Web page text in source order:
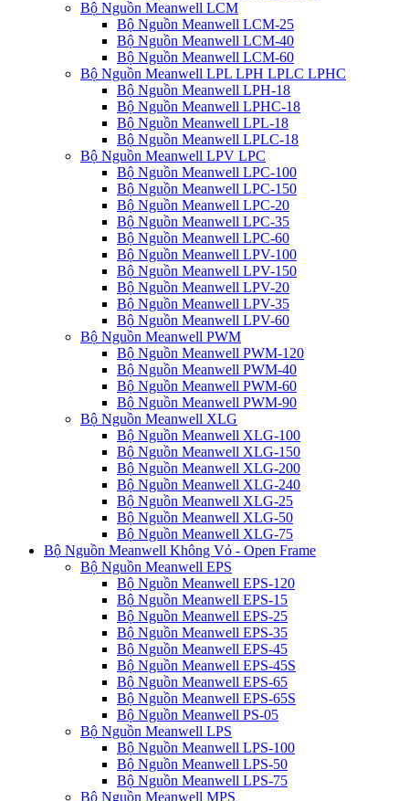
Bộ Nguồn Meanwell LCM
Bộ Nguồn Meanwell LCM-25
Bộ Nguồn Meanwell LCM-40
Bộ Nguồn Meanwell LCM-60
Bộ Nguồn Meanwell LPL LPH LPLC LPHC
Bộ Nguồn Meanwell LPH-18
Bộ Nguồn Meanwell LPHC-18
Bộ Nguồn Meanwell LPL-18
Bộ Nguồn Meanwell LPLC-18
Bộ Nguồn Meanwell LPV LPC
Bộ Nguồn Meanwell LPC-100
Bộ Nguồn Meanwell LPC-150
Bộ Nguồn Meanwell LPC-20
Bộ Nguồn Meanwell LPC-35
Bộ Nguồn Meanwell LPC-60
Bộ Nguồn Meanwell LPV-100
Bộ Nguồn Meanwell LPV-150
Bộ Nguồn Meanwell LPV-20
Bộ Nguồn Meanwell LPV-35
Bộ Nguồn Meanwell LPV-60
Bộ Nguồn Meanwell PWM
Bộ Nguồn Meanwell PWM-120
Bộ Nguồn Meanwell PWM-40
Bộ Nguồn Meanwell PWM-60
Bộ Nguồn Meanwell PWM-90
Bộ Nguồn Meanwell XLG
Bộ Nguồn Meanwell XLG-100
Bộ Nguồn Meanwell XLG-150
Bộ Nguồn Meanwell XLG-200
Bộ Nguồn Meanwell XLG-240
Bộ Nguồn Meanwell XLG-25
Bộ Nguồn Meanwell XLG-50
Bộ Nguồn Meanwell XLG-75
Bộ Nguồn Meanwell Không Vỏ - Open Frame
Bộ Nguồn Meanwell EPS
Bộ Nguồn Meanwell EPS-120
Bộ Nguồn Meanwell EPS-15
Bộ Nguồn Meanwell EPS-25
Bộ Nguồn Meanwell EPS-35
Bộ Nguồn Meanwell EPS-45
Bộ Nguồn Meanwell EPS-45S
Bộ Nguồn Meanwell EPS-65
Bộ Nguồn Meanwell EPS-65S
Bộ Nguồn Meanwell PS-05
Bộ Nguồn Meanwell LPS
Bộ Nguồn Meanwell LPS-100
Bộ Nguồn Meanwell LPS-50
Bộ Nguồn Meanwell LPS-75
Bộ Nguồn Meanwell MPS